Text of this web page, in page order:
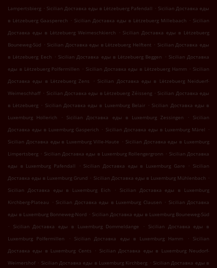
Lampertsbierg . Sicilian Доставка еды в Lëtzebuerg Pafendall . Sicilian Доставка еды
в Lëtzebuerg Gaasperech . Sicilian Доставка еды в Lëtzebuerg Millebaach . Sicilian
Доставка еды в Lëtzebuerg Weimeschkierch
. Sicilian Доставка еды в Lëtzebuerg
Bouneweg-Süd . Sicilian Доставка еды в Lëtzebuerg Helftent . Sicilian Доставка еды
в Lëtzebuerg Eech . Sicilian Доставка еды в Lëtzebuerg Beggen . Sicilian Доставка
еды в Lëtzebuerg Polfermillen . Sicilian Доставка еды в Lëtzebuerg Hamm . Sicilian
Доставка еды в Lëtzebuerg Zens
. Sicilian Доставка еды в Lëtzebuerg Neiduerf-
Weimeschhaff . Sicilian Доставка еды в Lëtzebuerg Zéisseng . Sicilian Доставка еды
в Lëtzebuerg . Sicilian Доставка еды в Luxemburg Belair . Sicilian Доставка еды в
Luxemburg Hollerich
. Sicilian Доставка еды в Luxemburg Zessingen .
Sicilian
Доставка еды в Luxemburg Gasperich . Sicilian Доставка еды в Luxemburg Märel .
Sicilian Доставка еды в Luxemburg Ville-Haute . Sicilian Доставка еды в Luxemburg
Limpertsberg . Sicilian Доставка еды в Luxemburg Rollengergronn . Sicilian Доставка
еды в Luxemburg Pafendall
. Sicilian Доставка еды в Luxemburg Gare . Sicilian
Доставка еды в Luxemburg Grund . Sicilian Доставка еды в Luxemburg Mühlenbach .
Sicilian Доставка еды в Luxemburg Eich
.
Sicilian Доставка еды в Luxemburg
Kirchberg-Plateau
. Sicilian Доставка еды в Luxemburg Clausen . Sicilian Доставка
еды в Luxemburg Bonneweg-Nord . Sicilian Доставка еды в Luxemburg Bouneweg-Süd
.
Sicilian Доставка еды в Luxemburg Dommeldange .
Sicilian Доставка еды в
Luxemburg Polfermillen
. Sicilian Доставка еды в Luxemburg Hamm .
Sicilian
Доставка еды в Luxemburg Cents
. Sicilian Доставка еды в Luxemburg Neudorf-
Weimershof . Sicilian Доставка еды в Luxemburg Kirchberg . Sicilian Доставка еды в